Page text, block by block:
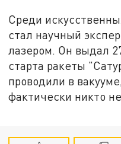
Среди
стал научный
лазером. Он выдал
старта ракеты
проводили в
фактически никто